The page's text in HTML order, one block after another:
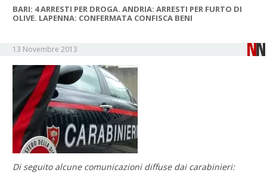
BARI: 4 ARRESTI PER DROGA. ANDRIA: ARRESTI PER FURTO DI
OLIVE. LAPENNA: CONFERMATA CONFISCA BENI
13 Novembre 2013
Di seguito alcune comunicazioni diffuse dai carabinieri: